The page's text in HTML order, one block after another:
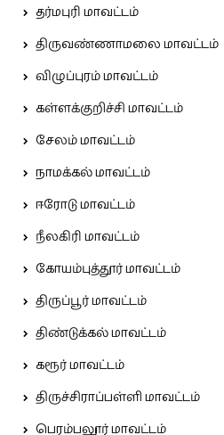
தர்மபுரி மாவட்டம்
திருவண்ணாமலை மாவட்டம்
விழுப்புரம் மாவட்டம்
கள்ளக்குறிச்சி மாவட்டம்
சேலம் மாவட்டம்
நாமக்கல் மாவட்டம்
ஈரோடு மாவட்டம்
நீலகிரி மாவட்டம்
கோயம்புத்தூர் மாவட்டம்
திருப்பூர் மாவட்டம்
திண்டுக்கல் மாவட்டம்
கரூர் மாவட்டம்
திருச்சிராப்பள்ளி மாவட்டம்
பெரம்பலூர் மாவட்டம்